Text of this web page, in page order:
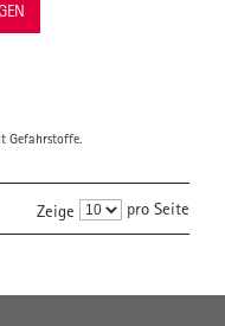
Gefahrstoffe.
Zeige pro Seite